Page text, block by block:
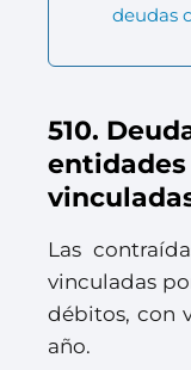
deudas
510.
Las
vinculadas
débitos, con
año.